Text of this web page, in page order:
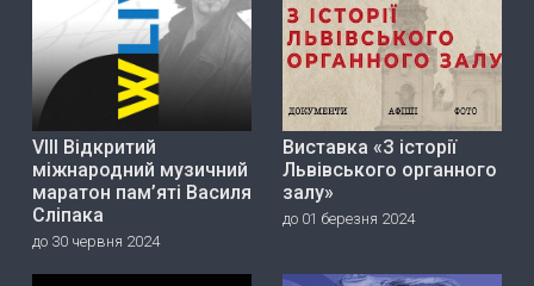
VIII Відкритий
міжнародний музичний
маратон пам’яті Василя
Сліпака
до 30 червня 2024
Виставка «З історії
Львівського органного
залу»
до 01 березня 2024